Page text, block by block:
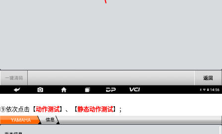
⑨依次点击【动作测试】、【静态动作测试】；